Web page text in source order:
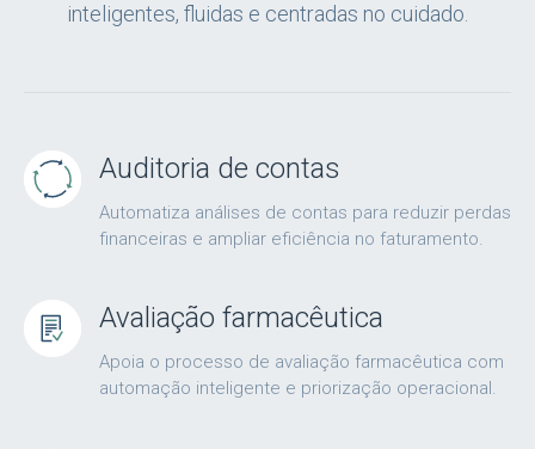
inteligentes, fluidas e centradas no cuidado.
Auditoria de contas
Automatiza análises de contas para reduzir perdas
financeiras e ampliar eficiência no faturamento.
Avaliação farmacêutica
Apoia o processo de avaliação farmacêutica com
automação inteligente e priorização operacional.